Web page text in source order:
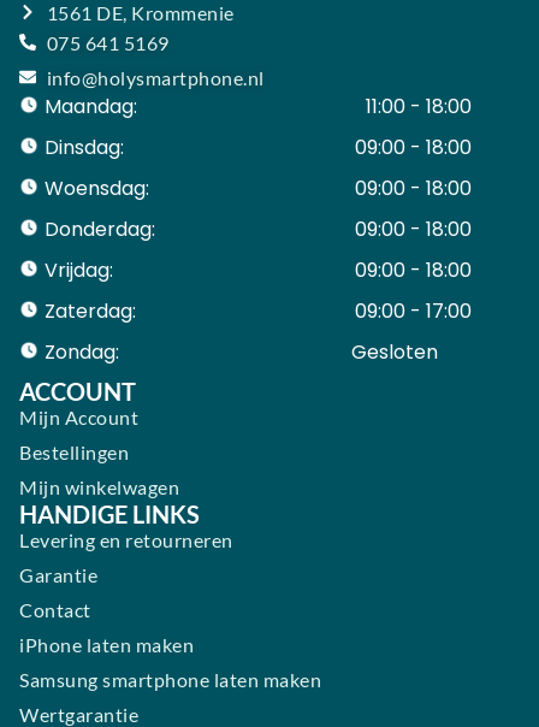
1561 DE, Krommenie
075 641 5169
info@holysmartphone.nl
Maandag:
11:00 - 18:00
Dinsdag:
09:00 - 18:00
Woensdag:
09:00 - 18:00
Donderdag:
09:00 - 18:00
Vrijdag:
09:00 - 18:00
Zaterdag:
09:00 - 17:00
Zondag:
Gesloten ​ ​ ​ ​ ​ ​ ​
ACCOUNT
Mijn Account
Bestellingen
Mijn winkelwagen
HANDIGE LINKS
Levering en retourneren
Garantie
Contact
iPhone laten maken
Samsung smartphone laten maken
Wertgarantie